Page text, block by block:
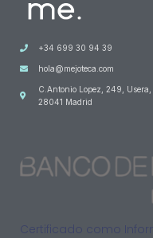
+34 699 30 94 39
hola@mejoteca.com
C.Antonio Lopez, 249, Usera,
28041 Madrid
Certificado como